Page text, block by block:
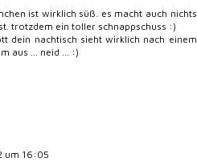
ist wirklich süß. es macht auch nichts
trotzdem ein toller schnappschuss :)
dein nachtisch sieht wirklich nach einem
aus ... neid ... :)
um 16:05